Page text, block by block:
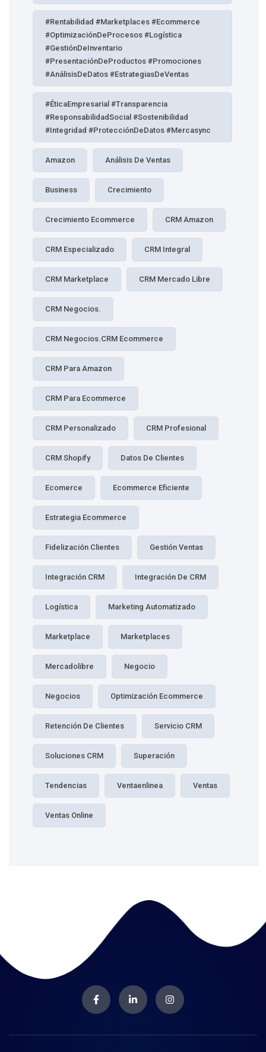
#Rentabilidad #Marketplaces #Ecommerce
#OptimizaciónDeProcesos #Logística
#GestiónDeInventario
#PresentaciónDeProductos #Promociones
#AnálisisDeDatos #EstrategiasDeVentas
#ÉticaEmpresarial #Transparencia
#ResponsabilidadSocial #Sostenibilidad
#Integridad #ProtecciónDeDatos #Mercasync
Amazon Análisis De Ventas
Business Crecimiento
Crecimiento Ecommerce CRM Amazon
CRM Especializado CRM Integral
CRM Marketplace CRM Mercado Libre
CRM Negocios.
CRM Negocios.CRM Ecommerce
CRM Para Amazon
CRM Para Ecommerce
CRM Personalizado CRM Profesional
CRM Shopify Datos De Clientes
Ecomerce Ecommerce Eficiente
Estrategia Ecommerce
Fidelización Clientes Gestión Ventas
Integración CRM Integración De CRM
Logística Marketing Automatizado
Marketplace Marketplaces
Mercadolibre Negocio
Negocios Optimización Ecommerce
Retención De Clientes Servicio CRM
Soluciones CRM Superación
Tendencias Ventaenlinea Ventas
Ventas Online